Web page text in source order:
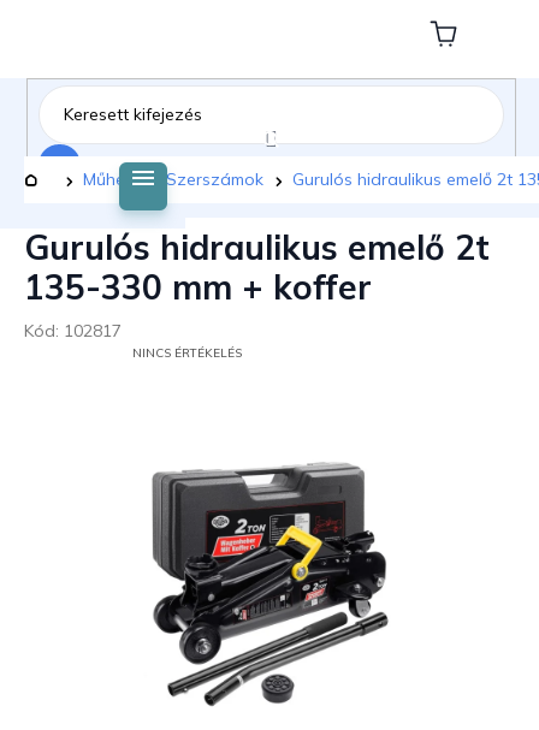
tartalomhoz
Kosár
Kezdőlap
Műhely Szerszámok Gurulós hidraulikus emelő 2t
Gurulós hidraulikus emelő 2t
135-330 mm + koffer
Kód: 102817
NINCS ÉRTÉKELÉS